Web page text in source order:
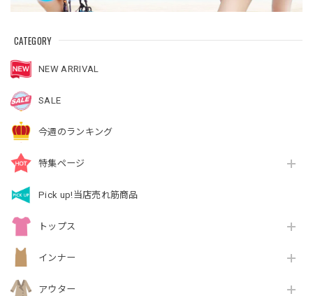
CATEGORY
NEW ARRIVAL
SALE
今週のランキング
特集ページ
Pick up!当店売れ筋商品
トップス
インナー
アウター